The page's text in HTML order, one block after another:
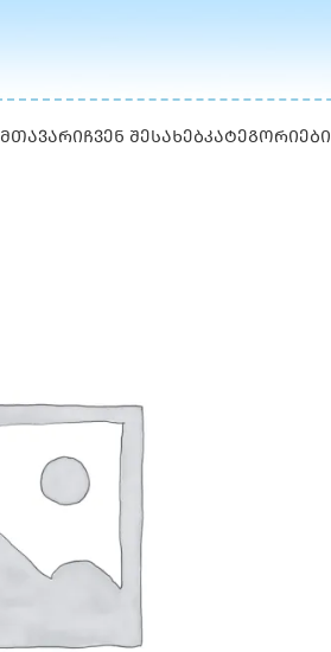
ᲛᲗᲐᲕᲐᲠᲘᲩᲕᲔᲜ ᲨᲔᲡᲐᲮᲔᲑᲙᲐᲢᲔᲒᲝᲠᲘᲔᲑᲘ